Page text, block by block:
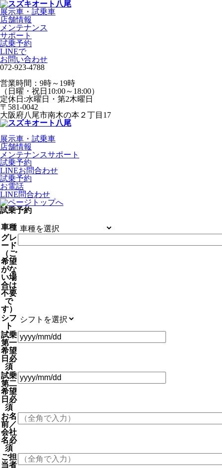
展示車・試乗車
店舗情報
メンテナンス
サポート
試乗予約
LINEで
お問い合わせ
072-923-4788
営業時間：9時～19時
（日曜・祝日10:00～18:00）
定休日:水曜日・第2木曜日
〒581-0042
大阪府八尾市南木の本２丁目17
展示車・試乗車
店舗情報
メンテナンスサポート
試乗予約
LINEお問合わせ
試乗予約
お電話
LINE問合わせ
試乗予約
車種
グレ
ード
（ご
希望
がな
い場
合は
不要
で
す）
シフ
ト
試乗
第一
希望
日 必
須
試乗
第二
希望
日 必
須
お名
前／
会社
名必
須
ご担
当者